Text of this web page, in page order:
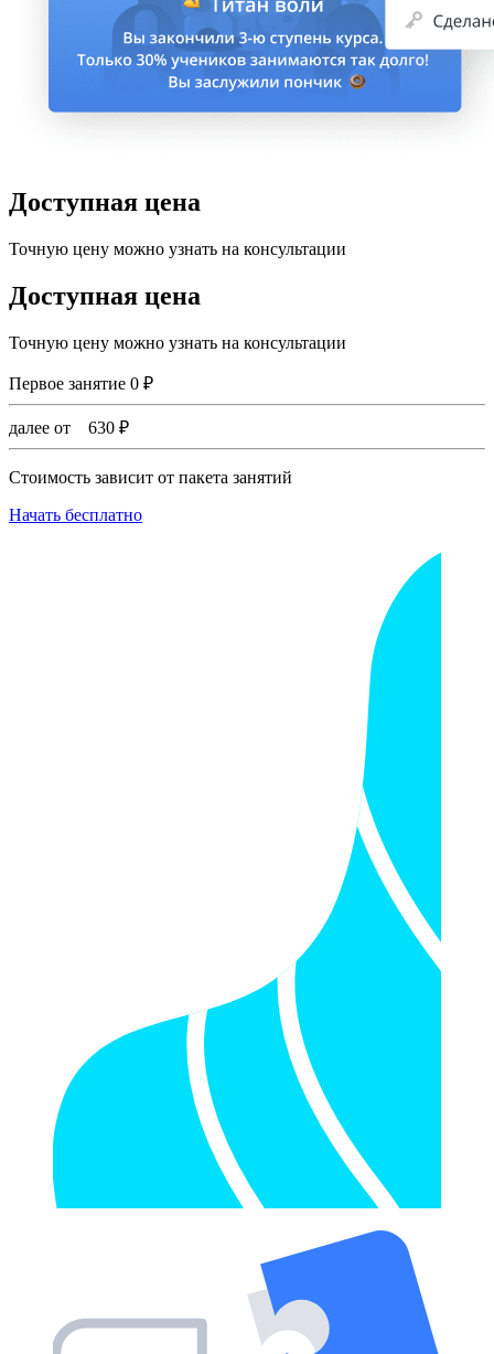
Доступная цена
Точную цену можно узнать на консультации
Доступная цена
Точную цену можно узнать на консультации
Первое занятие 0 ₽
далее от 630 ₽
Стоимость зависит от пакета занятий
Начать бесплатно